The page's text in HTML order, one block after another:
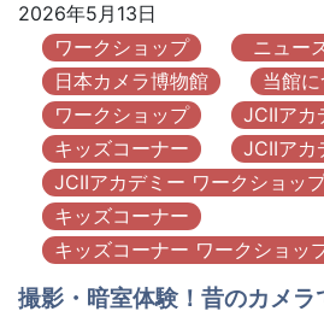
2026年5月13日
ワークショップ
ニュー
日本カメラ博物館
当館
ワークショップ
JCIIアカ
キッズコーナー
JCIIアカ
JCIIアカデミー ワークショッ
キッズコーナー
キッズコーナー ワークショッ
撮影・暗室体験！昔のカメラ